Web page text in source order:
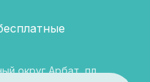
округ Арбат, пл